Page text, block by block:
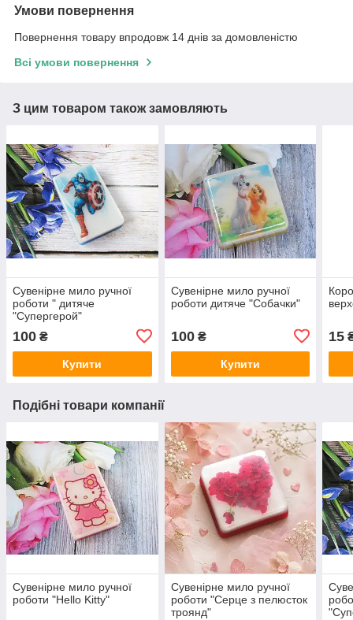
Умови повернення
Повернення товару впродовж 14 днів за домовленістю
Всі умови повернення
З цим товаром також замовляють
Сувенірне мило ручної
роботи " дитяче
"Супергерой"
100 ₴
Купити
Сувенірне мило ручної
роботи дитяче "Собачки"
100₴
Купити
15
Подібні товари компанії
Сувенірне мило ручної
роботи "Hello Kitty"
Сувенірне мило ручної
роботи "Серце з пелюсток
троянд"